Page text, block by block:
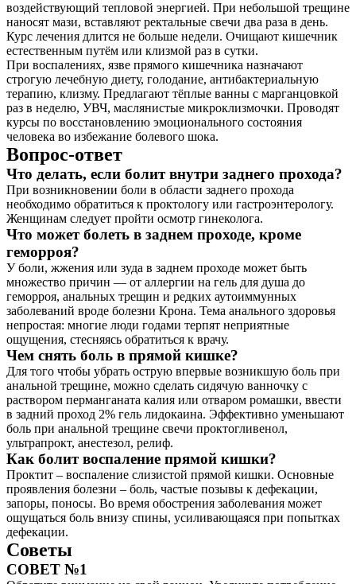
воздействующий тепловой энергией. При небольшой трещине
наносят мази, вставляют ректальные свечи два раза в день.
Курс лечения длится не больше недели. Очищают кишечник
естественным путём или клизмой раз в сутки.
При воспалениях, язве прямого кишечника назначают
строгую лечебную диету, голодание, антибактериальную
терапию, клизму. Предлагают тёплые ванны с марганцовкой
раз в неделю, УВЧ, маслянистые микроклизмочки. Проводят
курсы по восстановлению эмоционального состояния
человека во избежание болевого шока.
Вопрос-ответ
Что делать, если болит внутри заднего прохода?
При возникновении боли в области заднего прохода
необходимо обратиться к проктологу или гастроэнтерологу.
Женщинам следует пройти осмотр гинеколога.
Что может болеть в заднем проходе, кроме
геморроя?
У боли, жжения или зуда в заднем проходе может быть
множество причин — от аллергии на гель для душа до
геморроя, анальных трещин и редких аутоиммунных
заболеваний вроде болезни Крона. Тема анального здоровья
непростая: многие люди годами терпят неприятные
ощущения, стесняясь обратиться к врачу.
Чем снять боль в прямой кишке?
Для того чтобы убрать острую впервые возникшую боль при
анальной трещине, можно сделать сидячую ванночку с
раствором перманганата калия или отваром ромашки, ввести
в задний проход 2% гель лидокаина. Эффективно уменьшают
боль при анальной трещине свечи проктогливенол,
ультрапрокт, анестезол, релиф.
Как болит воспаление прямой кишки?
Проктит – воспаление слизистой прямой кишки. Основные
проявления болезни – боль, частые позывы к дефекации,
запоры, поносы. Во время обострения заболевания может
ощущаться боль внизу спины, усиливающаяся при попытках
дефекации.
Советы
СОВЕТ №1